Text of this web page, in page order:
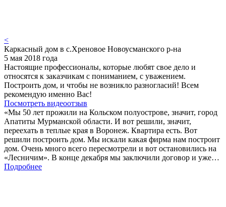
<
Каркасный дом в с.Хреновое Новоусманского р-на
5 мая 2018 года
Настоящие профессионалы, которые любят свое дело и
относятся к заказчикам с пониманием, с уважением.
Построить дом, и чтобы не возникло разногласий! Всем
рекомендую именно Вас!
Посмотреть видеоотзыв
«Мы 50 лет прожили на Кольском полуострове, значит, город
Апатиты Мурманской области. И вот решили, значит,
переехать в теплые края в Воронеж. Квартира есть. Вот
решили построить дом. Мы искали какая фирма нам построит
дом. Очень много всего пересмотрели и вот остановились на
«Лесничим». В конце декабря мы заключили договор и уже…
Подробнее